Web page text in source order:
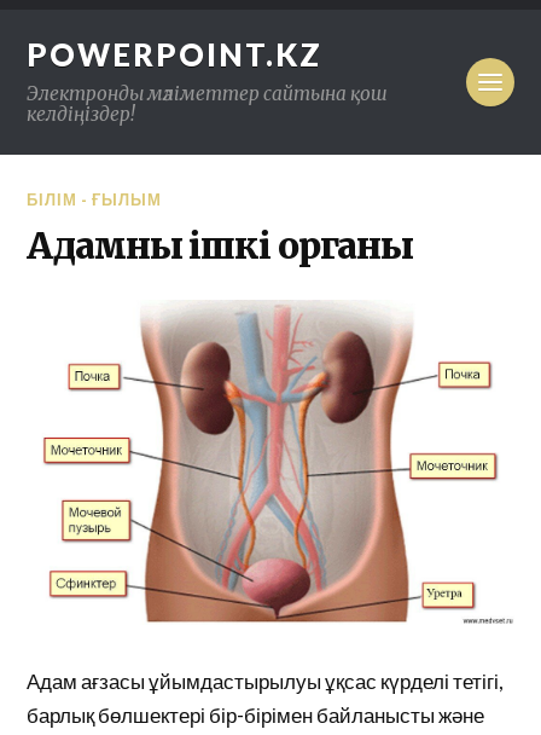
POWERPOINT.KZ
Электронды мәліметтер сайтына қош
келдіңіздер!
БІЛІМ - ҒЫЛЫМ
Адамның ішкі органы
Адам ағзасы ұйымдастырылуы ұқсас күрделі тетігі,
барлық бөлшектері бір-бірімен байланысты және